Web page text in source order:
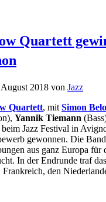
Quartett
2018 von Jazz
Quartett, mit Simon
Yannik Tiemann
Jazz Festival in
gewonnen. Die
aus ganz Europa für
In der Endrunde traf
Frankreich, den